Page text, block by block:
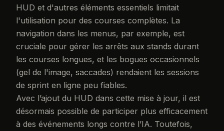
HUD et d'autres éléments essentiels limitait
l'utilisation pour des courses complètes. La
navigation dans les menus, par exemple, est
cruciale pour gérer les arrêts aux stands durant
les courses longues, et les bogues occasionnels
(gel de l'image, saccades) rendaient les sessions
de sprint en ligne peu fiables.
Avec l’ajout du HUD dans cette mise à jour, il est
désormais possible de participer plus efficacement
à des événements longs contre l’IA. Toutefois,